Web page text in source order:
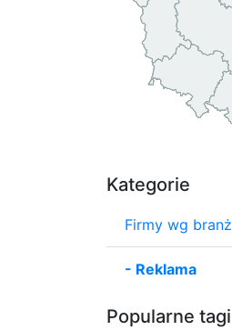
Kategorie
Firmy wg branż
- Reklama
Popularne tagi